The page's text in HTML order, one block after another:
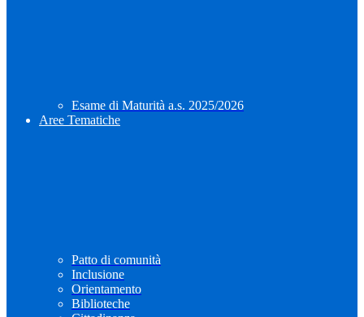
Esame di Maturità a.s. 2025/2026
Aree Tematiche
Patto di comunità
Inclusione
Orientamento
Biblioteche